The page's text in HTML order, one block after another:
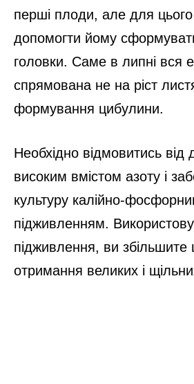
перші плоди, але для цього
допомогти йому сформувати
головки. Саме в липні вся
спрямована не на ріст
формування цибулини.
Необхідно відмовитись від
високим вмістом азоту і
культуру калійно-
підживленням.
підживлення, ви
отримання великих і